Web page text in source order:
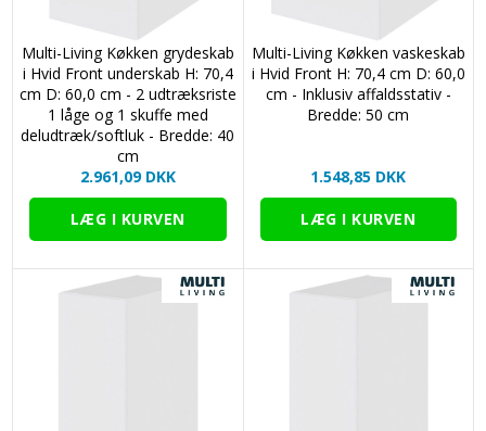
Multi-Living Køkken grydeskab
i Hvid Front underskab H: 70,4
cm D: 60,0 cm - 2 udtræksriste
1 låge og 1 skuffe med
deludtræk/softluk - Bredde: 40
cm
2.961,09 DKK
Multi-Living Køkken vaskeskab
i Hvid Front H: 70,4 cm D: 60,0
cm - Inklusiv affaldsstativ -
Bredde: 50 cm
1.548,85 DKK